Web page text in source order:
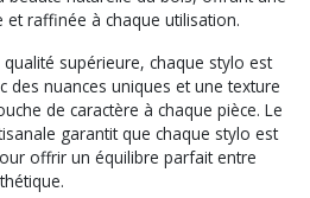
et raffinée à chaque utilisation.
supérieure, chaque stylo est
nuances uniques et une texture
de caractère à chaque pièce. Le
garantit que chaque stylo est
offrir un équilibre parfait entre